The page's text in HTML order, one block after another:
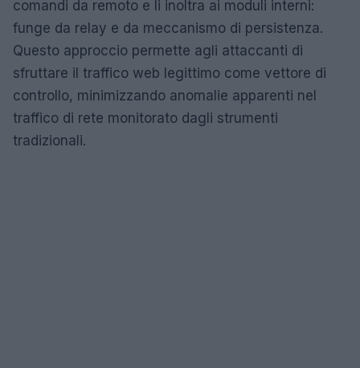
comandi da remoto e li inoltra ai moduli interni:
funge da relay e da meccanismo di persistenza.
Questo approccio permette agli attaccanti di
sfruttare il traffico web legittimo come vettore di
controllo, minimizzando anomalie apparenti nel
traffico di rete monitorato dagli strumenti
tradizionali.